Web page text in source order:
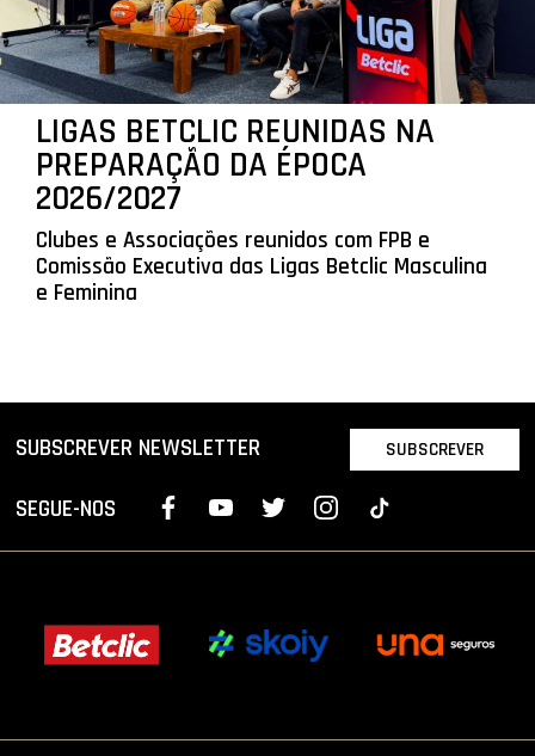
LIGAS BETCLIC REUNIDAS NA
PREPARAÇÃO DA ÉPOCA
2026/2027
Clubes e Associações reunidos com FPB e
Comissão Executiva das Ligas Betclic Masculina
e Feminina
SUBSCREVER NEWSLETTER SUBSCREVER
SEGUE-NOS